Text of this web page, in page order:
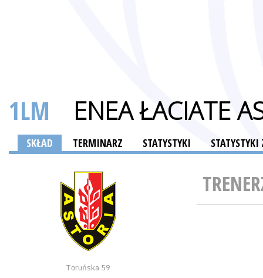
1LM ENEA ŁACIATE
SKŁAD TERMINARZ STATYSTYKI
Toruńska 59